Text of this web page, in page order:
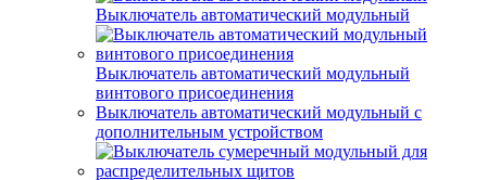
Выключатель автоматический модульный
Выключатель автоматический модульный
винтового присоединения
Выключатель автоматический модульный с
дополнительным устройством